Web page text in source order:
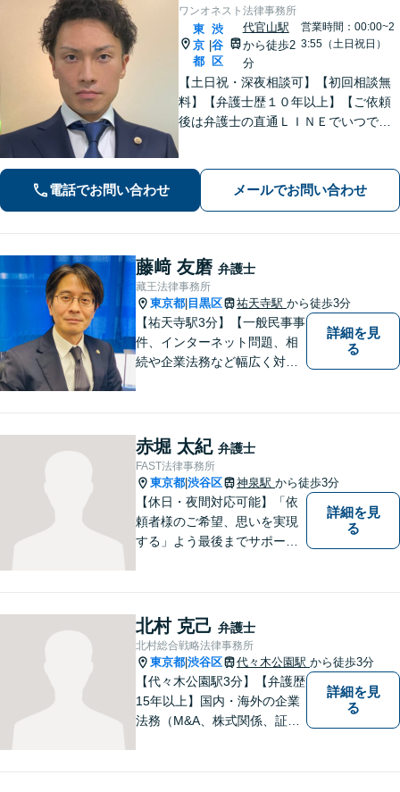
ワンオネスト法律事務所
東
京
都
|
渋
谷
区
代官山駅
から徒歩2
分
営業時間：00:00~2
3:55（土日祝日）
【土日祝・深夜相談可】【初回相談無
料】【弁護士歴１０年以上】【ご依頼
後は弁護士の直通ＬＩＮＥでいつでも
ワークトラブルに注力】
電話でお問い合わせ メールでお問い合わせ
藤﨑 友磨 弁護士
藏王法律事務所
東京都 目黒区 祐天寺駅 から徒歩3分
【祐天寺駅3分】【一般民事事
件、インターネット問題、相
続や企業法務など幅広く対応
りごとがあれば、なんでもご
相談ください。スピーディで
的確な解決方法をご提案いた
します。
詳細を見
る
赤堀 太紀 弁護士
FAST法律事務所
東京都 渋谷区 神泉駅 から徒歩3分
【休日・夜間対応可能】「依
頼者様のご希望、思いを実現
する」よう最後までサポート
詳細を見
る
北村 克己 弁護士
北村総合戦略法律事務所
東京都 渋谷区 代々木公園駅 から徒歩3分
【代々木公園駅3分】【弁護歴
15年以上】国内・海外の企業
法務（M&A、株式関係、証券
詳細を見
る